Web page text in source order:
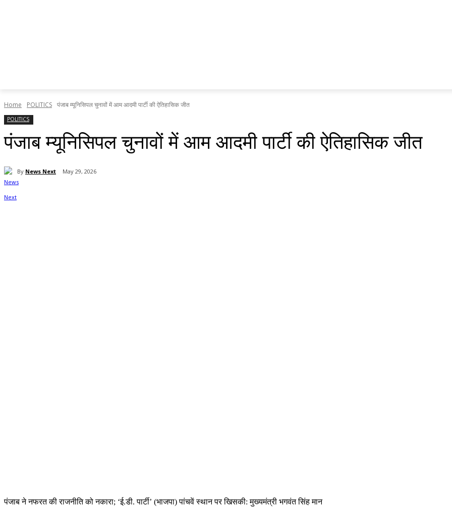
Home POLITICS पंजाब म्यूनिसिपल चुनावों में आम आदमी पार्टी की ऐतिहासिक जीत
POLITICS
पंजाब म्यूनिसिपल चुनावों में आम आदमी पार्टी की ऐतिहासिक जीत
By News Next May 29, 2026
पंजाब ने नफरत की राजनीति को नकारा; ‘ई.डी. पार्टी’ (भाजपा) पांचवें स्थान पर खिसकी: मुख्यमंत्री भगवंत सिंह मान